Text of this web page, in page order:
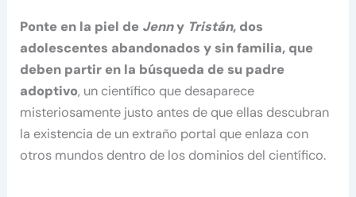
Ponte en la piel de Jenny Tristán, dos
adolescentes abandonados y sin familia, que
deben partir en la búsqueda de su padre
adoptivo, un científico que desaparece
misteriosamente justo antes de que ellas descubran
la existencia de un extraño portal que enlaza con
otros mundos dentro de los dominios del científico.